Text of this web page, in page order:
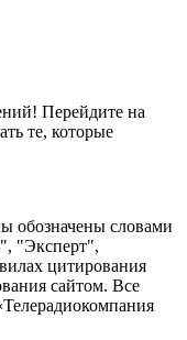
Перейдите на
те, которые
обозначены словами
"Эксперт",
цитирования
сайтом. Все